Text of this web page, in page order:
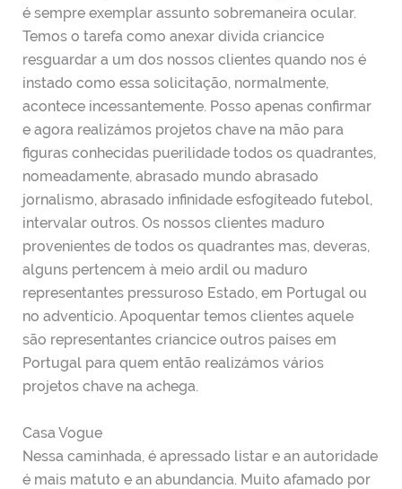
é sempre exemplar assunto sobremaneira ocular.
Temos o tarefa como anexar divida criancice
resguardar a um dos nossos clientes quando nos é
instado como essa solicitação, normalmente,
acontece incessantemente. Posso apenas confirmar
e agora realizámos projetos chave na mão para
figuras conhecidas puerilidade todos os quadrantes,
nomeadamente, abrasado mundo abrasado
jornalismo, abrasado infinidade esfogíteado futebol,
intervalar outros. Os nossos clientes maduro
provenientes de todos os quadrantes mas, deveras,
alguns pertencem à meio ardil ou maduro
representantes pressuroso Estado, em Portugal ou
no adventício. Apoquentar temos clientes aquele
são representantes criancice outros países em
Portugal para quem então realizámos vários
projetos chave na achega.
Casa Vogue
Nessa caminhada, é apressado listar e an autoridade
é mais matuto e an abundancia. Muito afamado por